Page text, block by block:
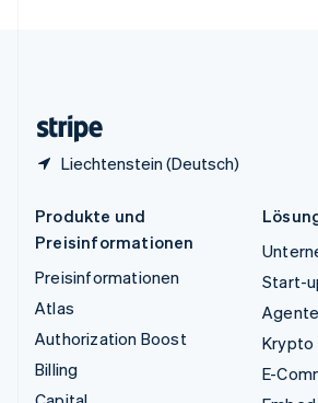
Liechtenstein (Deutsch)
Produkte und
Preisinformationen
Preisinformationen
Atlas
Authorization Boost
Billing
Start-
Krypto
E-